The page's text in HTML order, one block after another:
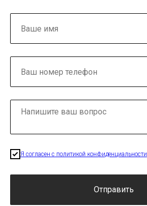
Я согласен с политикой конфиденциальности
Отправить